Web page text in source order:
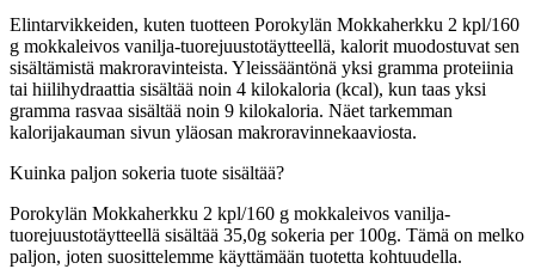
Elintarvikkeiden, kuten tuotteen Porokylän Mokkaherkku 2 kpl/160
g mokkaleivos vanilja-tuorejuustotäytteellä, kalorit muodostuvat sen
sisältämistä makroravinteista. Yleissääntönä yksi gramma proteiinia
tai hiilihydraattia sisältää noin 4 kilokaloria (kcal), kun taas yksi
gramma rasvaa sisältää noin 9 kilokaloria. Näet tarkemman
kalorijakauman sivun yläosan makroravinnekaaviosta.
Kuinka paljon sokeria tuote sisältää?
Porokylän Mokkaherkku 2 kpl/160 g mokkaleivos vanilja-
tuorejuustotäytteellä sisältää 35,0g sokeria per 100g. Tämä on melko
paljon, joten suosittelemme käyttämään tuotetta kohtuudella.